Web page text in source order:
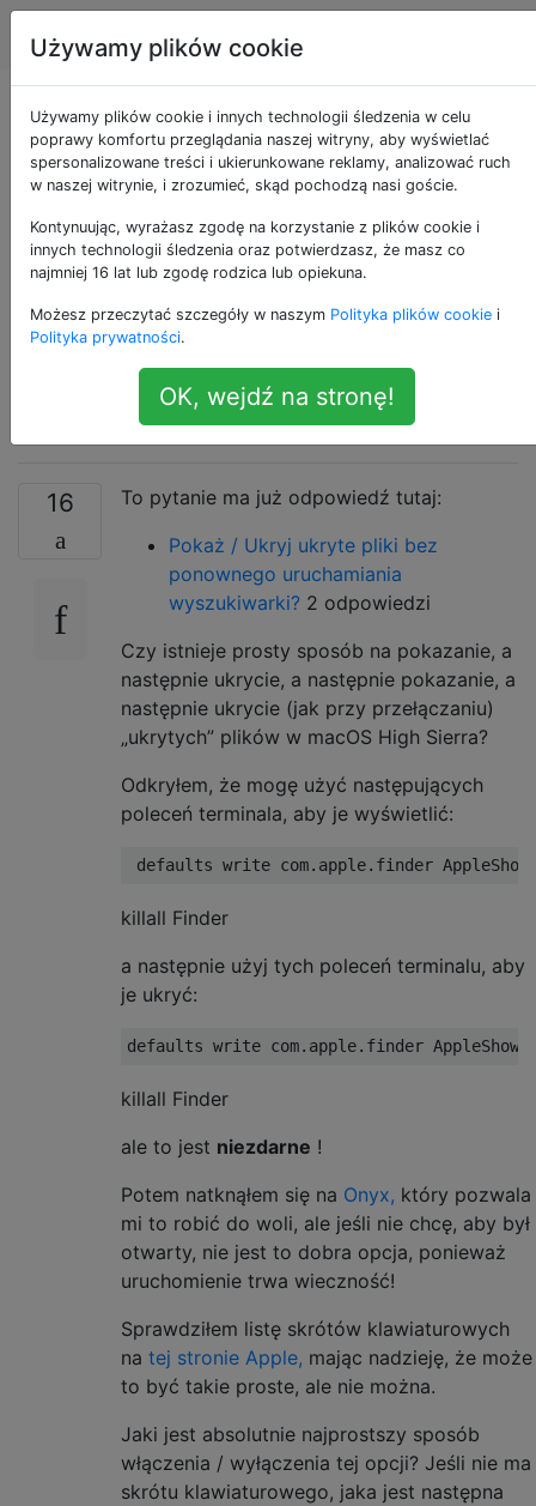
Apple Tagi
Czy istnieje skrót
klawiaturowy do
włączania /
wyłączania ukrytych
plików w Finderze?
[duplikować]
16
To pytanie ma już odpowiedź tutaj:
Pokaż / Ukryj ukryte pliki bez
ponownego uruchamiania
wyszukiwarki? 2 odpowiedzi
Czy istnieje prosty sposób na pokazanie, a
następnie ukrycie, a następnie pokazanie, a
następnie ukrycie (jak przy przełączaniu)
„ukrytych” plików w macOS High Sierra?
Odkryłem, że mogę użyć następujących
poleceń terminala, aby je wyświetlić:
killall Finder
a następnie użyj tych poleceń terminalu, aby
je ukryć:
killall Finder
ale to jest niezdarne !
Potem natknąłem się na Onyx, który pozwala
mi to robić do woli, ale jeśli nie chcę, aby był
otwarty, nie jest to dobra opcja, ponieważ
uruchomienie trwa wieczność!
Sprawdziłem listę skrótów klawiaturowych
na tej stronie Apple, mając nadzieję, że może
to być takie proste, ale nie można.
Jaki jest absolutnie najprostszy sposób
włączenia / wyłączenia tej opcji? Jeśli nie ma
skrótu klawiaturowego, jaka jest następna
Używamy plików cookie
Używamy plików cookie i innych technologii śledzenia w celu
poprawy komfortu przeglądania naszej witryny, aby wyświetlać
spersonalizowane treści i ukierunkowane reklamy, analizować ruch
w naszej witrynie, i zrozumieć, skąd pochodzą nasi goście.
Kontynuując, wyrażasz zgodę na korzystanie z plików cookie i
innych technologii śledzenia oraz potwierdzasz, że masz co
najmniej 16 lat lub zgodę rodzica lub opiekuna.
Możesz przeczytać szczegóły w naszym Polityka plików cookie i
Polityka prywatności.
OK, wejdź na stronę!